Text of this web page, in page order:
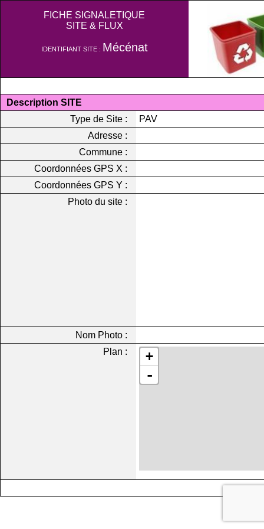
FICHE SIGNALETIQUE
SITE & FLUX
IDENTIFIANT SITE : Mécénat
Description SITE
Type de Site :
PAV
Adresse :
Commune :
Coordonnées GPS X :
Coordonnées GPS Y :
Photo du site :
Nom Photo :
Plan :
+
-